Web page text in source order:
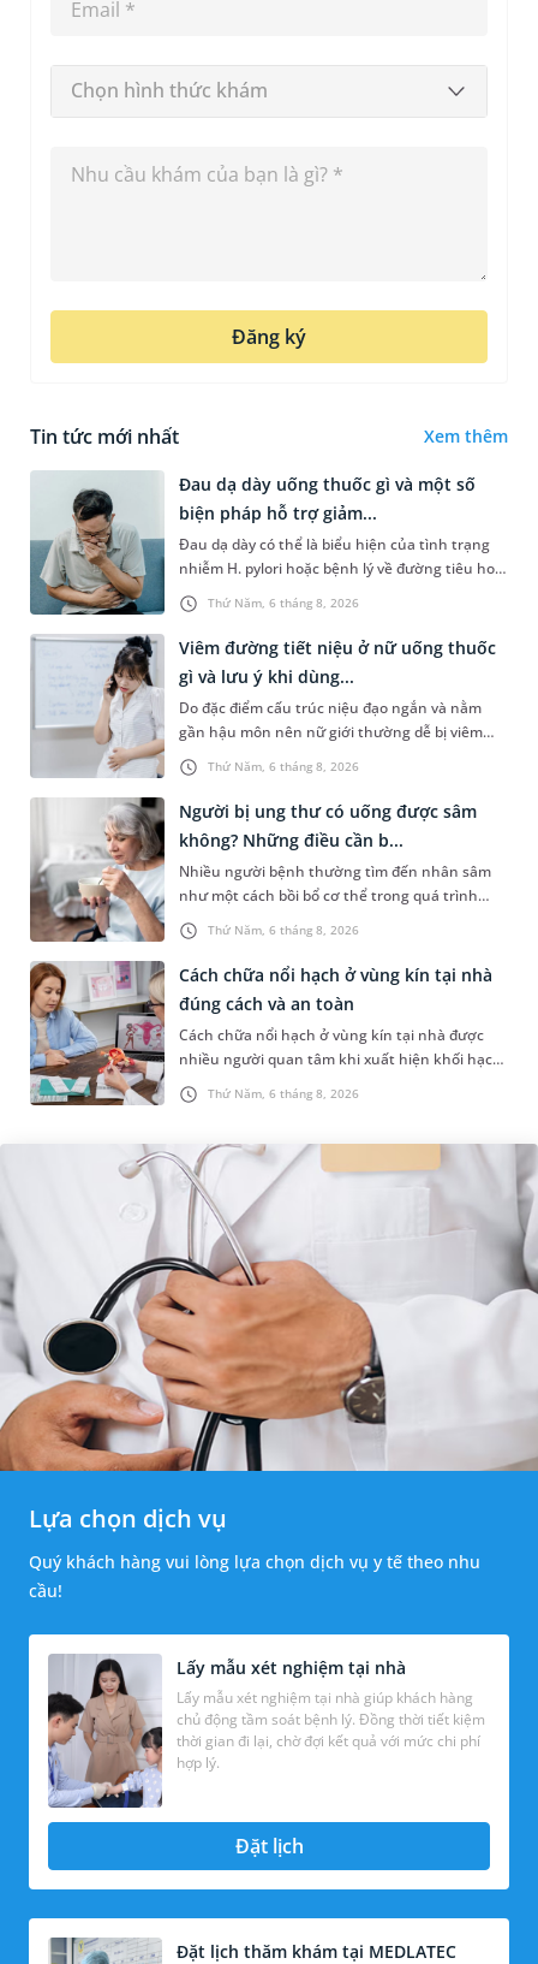
Chọn hình thức khám
Đăng ký
Tin tức mới nhất Xem thêm
Thứ Năm, 6 tháng 8, 2026
Đau dạ dày uống thuốc gì và một số
biện pháp hỗ trợ giảm...
Đau dạ dày có thể là biểu hiện của tình trạng
nhiễm H. pylori hoặc bệnh lý về đường tiêu hoá
khác. Dựa theo nguyên nhân cụ thể, bác sĩ sẽ
cân nhắc chỉ định p...
Thứ Năm, 6 tháng 8, 2026
Viêm đường tiết niệu ở nữ uống thuốc
gì và lưu ý khi dùng...
Do đặc điểm cấu trúc niệu đạo ngắn và nằm
gần hậu môn nên nữ giới thường dễ bị viêm
đường tiết niệu hơn nam giới. Tùy theo nguyên
nhân, mức độ nhiễm trùng và...
Thứ Năm, 6 tháng 8, 2026
Người bị ung thư có uống được sâm
không? Những điều cần b...
Nhiều người bệnh thường tìm đến nhân sâm
như một cách bồi bổ cơ thể trong quá trình
điều trị ung thư. Tuy nhiên, câu hỏi người bị
ung thư có uống được sâm kh...
Thứ Năm, 6 tháng 8, 2026
Cách chữa nổi hạch ở vùng kín tại nhà
đúng cách và an toàn
Cách chữa nổi hạch ở vùng kín tại nhà được
nhiều người quan tâm khi xuất hiện khối hạch
nhỏ ở vùng bẹn hoặc cơ quan sinh dục. Nếu
hạch mới xuất hiện, kích th...
Lựa chọn dịch vụ
Quý khách hàng vui lòng lựa chọn dịch vụ y tế theo nhu
cầu!
Lấy mẫu xét nghiệm tại nhà
Lấy mẫu xét nghiệm tại nhà giúp khách hàng
chủ động tầm soát bệnh lý. Đồng thời tiết kiệm
thời gian đi lại, chờ đợi kết quả với mức chi phí
hợp lý.
Đặt lịch
Đặt lịch thăm khám tại MEDLATEC